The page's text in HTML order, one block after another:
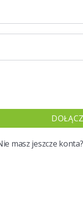
DOŁĄCZ
masz jeszcze